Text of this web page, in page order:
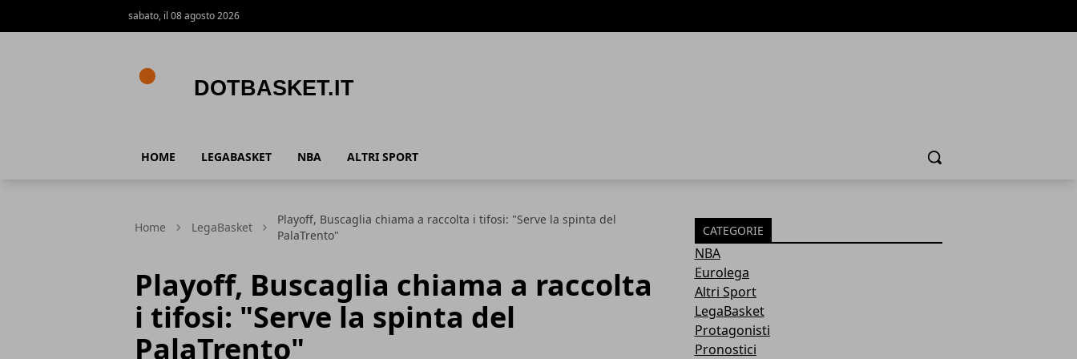
sabato, il 08 agosto 2026
HOME LEGABASKET NBA ALTRI SPORT Cerca
Home LegaBasket
Playoff, Buscaglia chiama a raccolta i tifosi: "Serve la spinta del
PalaTrento"
Playoff, Buscaglia chiama a raccolta
i tifosi: "Serve la spinta del
PalaTrento"
CATEGORIE
NBA
Eurolega
Altri Sport
LegaBasket
Protagonisti
Pronostici